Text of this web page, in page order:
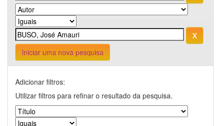
Iniciar uma nova pesquisa
Adicionar filtros:
Utilizar filtros para refinar o resultado da pesquisa.